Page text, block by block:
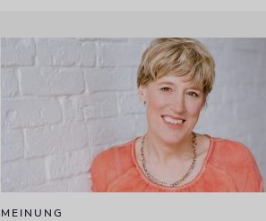
MEINUNG